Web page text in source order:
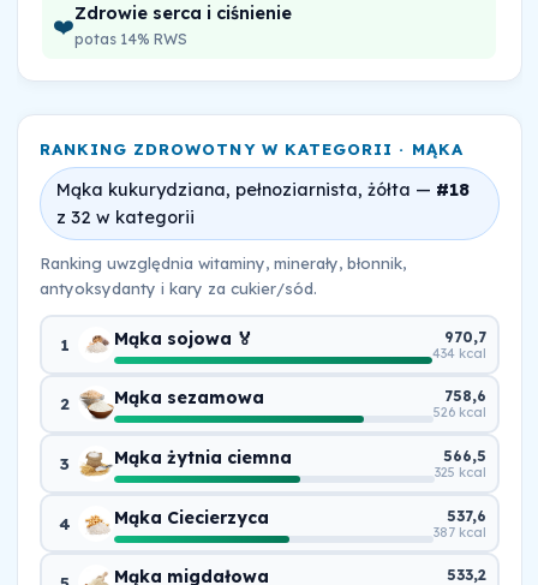
❤️Zdrowie serca i ciśnienie
potas 14% RWS
RANKING ZDROWOTNY W KATEGORII · MĄKA
Mąka kukurydziana, pełnoziarnista, żółta — #18
z 32 w kategorii
Ranking uwzględnia witaminy, minerały, błonnik,
antyoksydanty i kary za cukier/sód.
1 Mąka sojowa 🏅 970,7
434 kcal
2 Mąka sezamowa 758,6
526 kcal
3 Mąka żytnia ciemna 566,5
325 kcal
4 Mąka Ciecierzyca 537,6
387 kcal
Mąka migdałowa 533,2